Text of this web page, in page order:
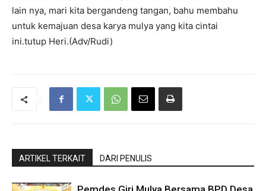
lain nya, mari kita bergandeng tangan, bahu membahu
untuk kemajuan desa karya mulya yang kita cintai
ini.tutup Heri.(Adv/Rudi)
ARTIKEL TERKAIT DARI PENULIS